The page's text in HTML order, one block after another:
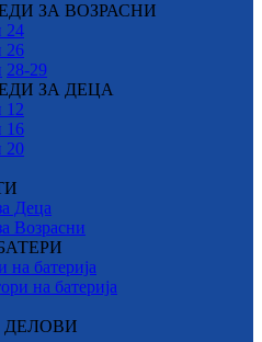
ЗА ВОЗРАСНИ
24
26
28-29
ЗА ДЕЦА
12
16
20
Деца
Возрасни
на батерија
на батерија
ДЕЛОВИ